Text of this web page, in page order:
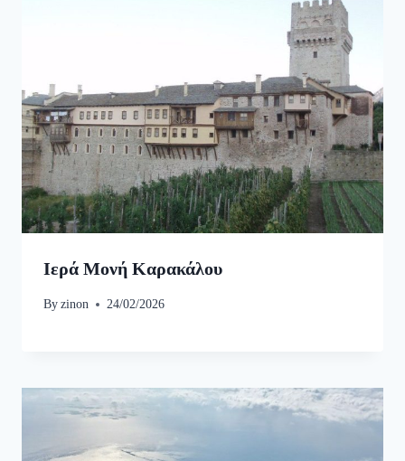
Ιερά Μονή Καρακάλου
Byzinon 24/02/2026